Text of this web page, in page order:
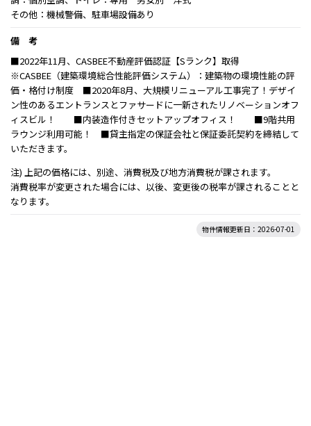
その他：機械警備、駐車場設備あり
備 考
■2022年11月、CASBEE不動産評価認証【Sランク】取得
※CASBEE（建築環境総合性能評価システム）：建築物の環境性能の評
価・格付け制度 ■2020年8月、大規模リニューアル工事完了！デザイ
ン性のあるエントランスとファサードに一新されたリノベーションオフ
ィスビル！ ■内装造作付きセットアップオフィス！ ■9階共用
ラウンジ利用可能！ ■貸主指定の保証会社と保証委託契約を締結して
いただきます。
注) 上記の価格には、別途、消費税及び地方消費税が課されます。
消費税率が変更された場合には、以後、変更後の税率が課されることと
なります。
物件情報更新日：2026-07-01